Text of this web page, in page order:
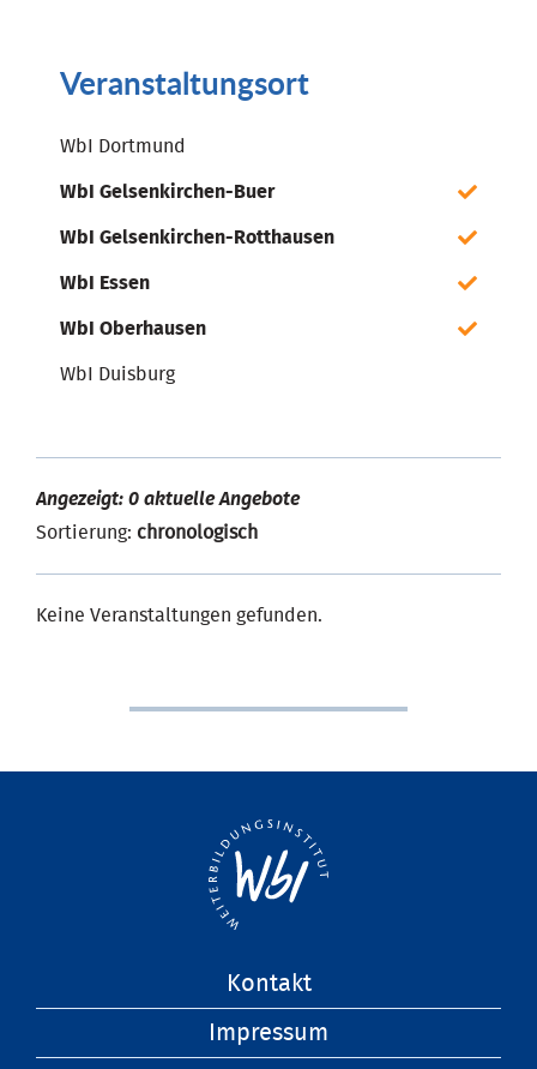
Veranstaltungsort
WbI Dortmund
WbI Gelsenkirchen-Buer
WbI Gelsenkirchen-Rotthausen
WbI Essen
WbI Oberhausen
WbI Duisburg
Angezeigt: 0 aktuelle Angebote
Sortierung: chronologisch
Keine Veranstaltungen gefunden.
Kontakt
Impressum